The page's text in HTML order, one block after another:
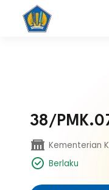
38/
Kementerian
Berlaku